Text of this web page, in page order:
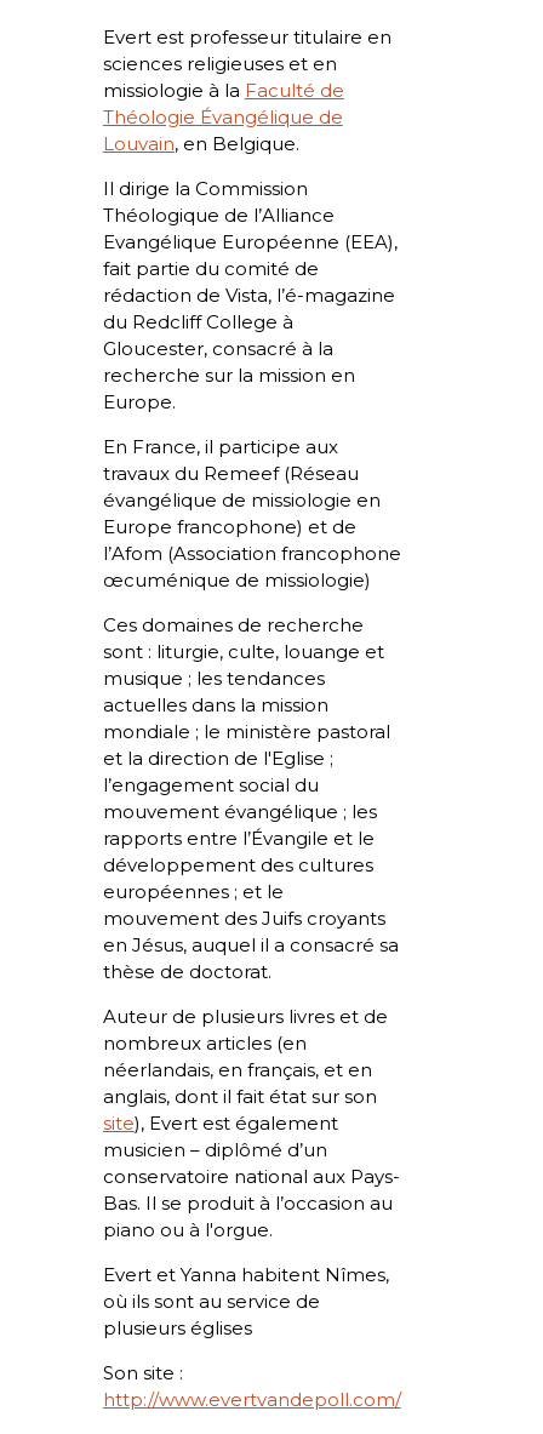
Evert est professeur titulaire en
sciences religieuses et en
missiologie à la Faculté de
Théologie Évangélique de
Louvain, en Belgique.
Il dirige la Commission
Théologique de l’Alliance
Evangélique Européenne (EEA),
fait partie du comité de
rédaction de Vista, l’é-magazine
du Redcliff College à
Gloucester, consacré à la
recherche sur la mission en
Europe.
En France, il participe aux
travaux du Remeef (Réseau
évangélique de missiologie en
Europe francophone) et de
l’Afom (Association francophone
œcuménique de missiologie)
Ces domaines de recherche
sont : liturgie, culte, louange et
musique ; les tendances
actuelles dans la mission
mondiale ; le ministère pastoral
et la direction de l'Eglise ;
l’engagement social du
mouvement évangélique ; les
rapports entre l’Évangile et le
développement des cultures
européennes ; et le
mouvement des Juifs croyants
en Jésus, auquel il a consacré sa
thèse de doctorat.
Auteur de plusieurs livres et de
nombreux articles (en
néerlandais, en français, et en
anglais, dont il fait état sur son
site), Evert est également
musicien – diplômé d’un
conservatoire national aux Pays-
Bas. Il se produit à l’occasion au
piano ou à l'orgue.
Evert et Yanna habitent Nîmes,
où ils sont au service de
plusieurs églises
Son site :
http://www.evertvandepoll.com/